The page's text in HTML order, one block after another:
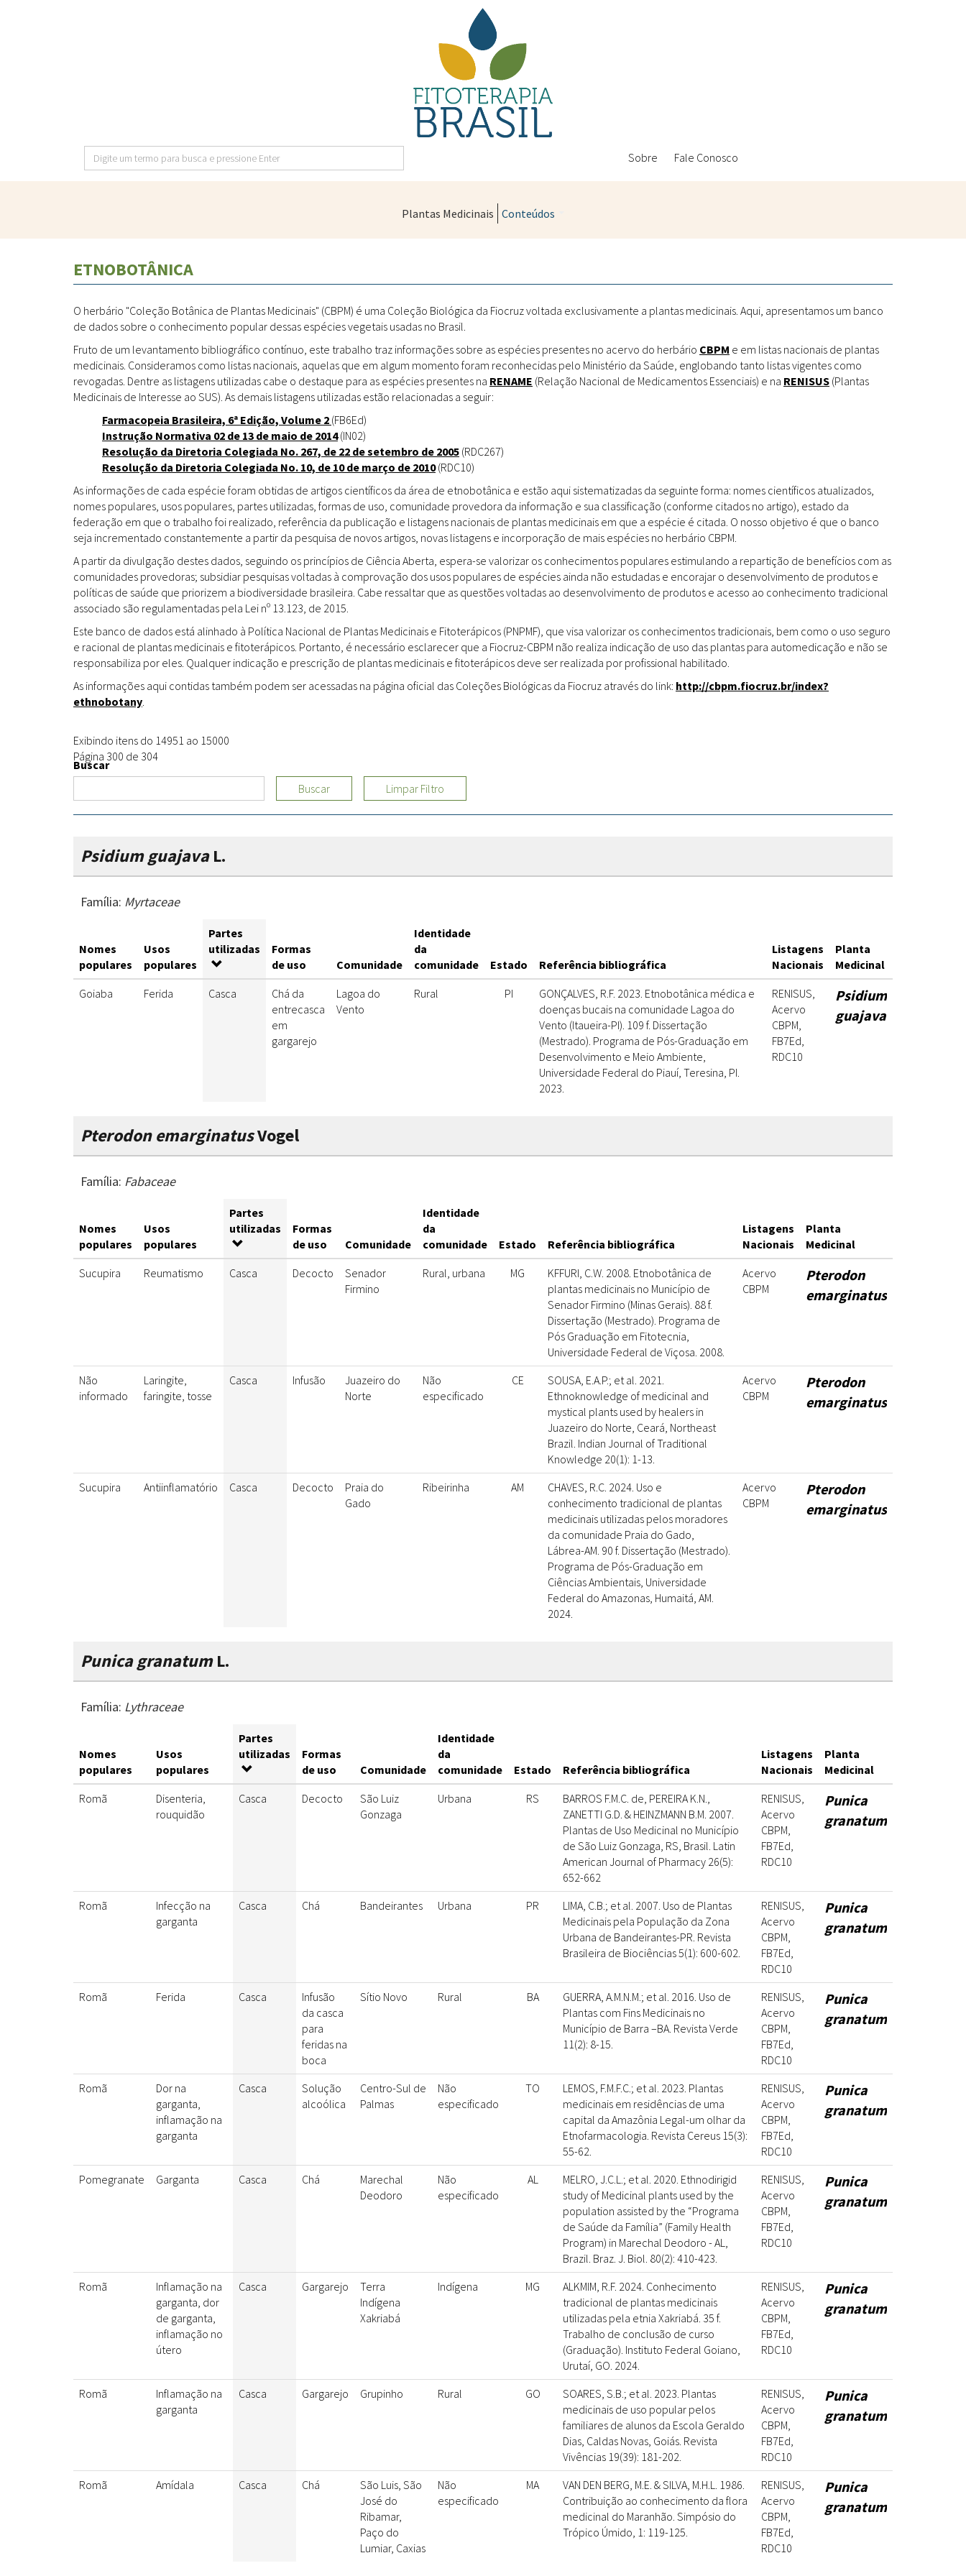
pressione
Enter
Sobre Fale Conosco
Plantas Medicinais Conteúdos
Sanitárias
Políticas
Metodologias
Farmácias Vivas
Medicinais
Conceitos
Livros
Periódicos
Produções Acadêmicas
Todos
Grupos de Pesquisa
Sementes, Mudas &
Plantas
Produto & Indústria Padrões
Fitoterápicos
Educação & Arte
Sites
ETNOBOTÂNICA
O herbário "Coleção Botânica de Plantas Medicinais" (CBPM) é uma Coleção Biológica da Fiocruz voltada exclusivamente a plantas medicinais. Aqui, apresentamos um banco
de dados sobre o conhecimento popular dessas espécies vegetais usadas no Brasil.
Fruto de um levantamento bibliográfico contínuo, este trabalho traz informações sobre as espécies presentes no acervo do herbário CBPM e em listas nacionais de plantas
medicinais. Consideramos como listas nacionais, aquelas que em algum momento foram reconhecidas pelo Ministério da Saúde, englobando tanto listas vigentes como
revogadas. Dentre as listagens utilizadas cabe o destaque para as espécies presentes na RENAME (Relação Nacional de Medicamentos Essenciais) e na RENISUS (Plantas
Medicinais de Interesse ao SUS). As demais listagens utilizadas estão relacionadas a seguir:
Farmacopeia Brasileira, 6ª Edição, Volume 2 (FB6Ed)
Instrução Normativa 02 de 13 de maio de 2014(IN02)
Resolução da Diretoria Colegiada No. 267, de 22 de setembro de 2005 (RDC267)
Resolução da Diretoria Colegiada No. 10, de 10 de março de 2010(RDC10)
As informações de cada espécie foram obtidas de artigos científicos da área de etnobotânica e estão aqui sistematizadas da seguinte forma: nomes científicos atualizados,
nomes populares, usos populares, partes utilizadas, formas de uso, comunidade provedora da informação e sua classificação (conforme citados no artigo), estado da
federação em que o trabalho foi realizado, referência da publicação e listagens nacionais de plantas medicinais em que a espécie é citada. O nosso objetivo é que o banco
seja incrementado constantemente a partir da pesquisa de novos artigos, novas listagens e incorporação de mais espécies no herbário CBPM.
A partir da divulgação destes dados, seguindo os princípios de Ciência Aberta, espera-se valorizar os conhecimentos populares estimulando a repartição de benefícios com as
comunidades provedoras; subsidiar pesquisas voltadas à comprovação dos usos populares de espécies ainda não estudadas e encorajar o desenvolvimento de produtos e
políticas de saúde que priorizem a biodiversidade brasileira. Cabe ressaltar que as questões voltadas ao desenvolvimento de produtos e acesso ao conhecimento tradicional
associado são regulamentadas pela Lei nº 13.123, de 2015.
Este banco de dados está alinhado à Política Nacional de Plantas Medicinais e Fitoterápicos (PNPMF), que visa valorizar os conhecimentos tradicionais, bem como o uso seguro
e racional de plantas medicinais e fitoterápicos. Portanto, é necessário esclarecer que a Fiocruz-CBPM não realiza indicação de uso das plantas para automedicação e não se
responsabiliza por eles. Qualquer indicação e prescrição de plantas medicinais e fitoterápicos deve ser realizada por profissional habilitado.
As informações aqui contidas também podem ser acessadas na página oficial das Coleções Biológicas da Fiocruz através do link: http://cbpm.fiocruz.br/index?
ethnobotany.
Exibindo itens do 14951 ao 15000
Página 300 de 304
Buscar
Buscar
Limpar Filtro
Psidium guajavaL.
Família: Myrtaceae
Nomes
populares
Usos
populares
Partes
utilizadas
Formas
de uso
Comunidade
Identidade
da
comunidade
Estado Referência bibliográfica
Listagens
Nacionais
Planta
Medicinal
Goiaba
Ferida Casca
Chá da
entrecasca
em
gargarejo
Lagoa do
Vento
Rural PI
GONÇALVES, R.F. 2023. Etnobotânica médica e
doenças bucais na comunidade Lagoa do
Vento (Itaueira-PI). 109 f. Dissertação
(Mestrado). Programa de Pós-Graduação em
Desenvolvimento e Meio Ambiente,
Universidade Federal do Piauí, Teresina, PI.
2023.
RENISUS,
Acervo
CBPM,
FB7Ed,
RDC10
Psidium
guajava
Pterodon emarginatusVogel
Família: Fabaceae
Nomes
populares
Usos
populares
Partes
utilizadas
Formas
de uso
Comunidade
Identidade
da
comunidade
Estado Referência bibliográfica
Listagens
Nacionais
Planta
Medicinal
Sucupira
Reumatismo Casca Decocto
Senador
Firmino
Rural, urbana MG
KFFURI, C.W. 2008. Etnobotânica de
plantas medicinais no Município de
Senador Firmino (Minas Gerais). 88 f.
Dissertação (Mestrado). Programa de
Pós Graduação em Fitotecnia,
Universidade Federal de Viçosa. 2008.
Acervo
CBPM
Pterodon
emarginatus
Não
informado
Laringite,
faringite, tosse
Casca Infusão
Juazeiro do
Norte
Não
especificado
CE
SOUSA, E.A.P.; et al. 2021.
Ethnoknowledge of medicinal and
mystical plants used by healers in
Juazeiro do Norte, Ceará, Northeast
Brazil. Indian Journal of Traditional
Knowledge 20(1): 1-13.
Acervo
CBPM
Pterodon
emarginatus
Sucupira Antiinflamatório Casca Decocto
Praia do
Gado
Ribeirinha AM
CHAVES, R.C. 2024. Uso e
conhecimento tradicional de plantas
medicinais utilizadas pelos moradores
da comunidade Praia do Gado,
Lábrea-AM. 90 f. Dissertação (Mestrado).
Programa de Pós-Graduação em
Ciências Ambientais, Universidade
Federal do Amazonas, Humaitá, AM.
2024.
Acervo
CBPM
Pterodon
emarginatus
Punica granatumL.
Família: Lythraceae
Nomes
populares
Usos
populares
Partes
utilizadas
Formas
de uso
Comunidade
Identidade
da
comunidade
Estado Referência bibliográfica
Listagens
Nacionais
Planta
Medicinal
Romã
Disenteria,
rouquidão
Casca Decocto
São Luiz
Gonzaga
Urbana RS
BARROS F.M.C. de, PEREIRA K.N.,
ZANETTI G.D. & HEINZMANN B.M. 2007.
Plantas de Uso Medicinal no Município
de São Luiz Gonzaga, RS, Brasil. Latin
American Journal of Pharmacy 26(5):
652-662
RENISUS,
Acervo
CBPM,
FB7Ed,
RDC10
Punica
granatum
Romã
Infecção na
garganta
Casca Chá Bandeirantes Urbana PR
LIMA, C.B.; et al. 2007. Uso de Plantas
Medicinais pela População da Zona
Urbana de Bandeirantes-PR. Revista
Brasileira de Biociências 5(1): 600-602.
RENISUS,
Acervo
CBPM,
FB7Ed,
RDC10
Punica
granatum
Romã Ferida Casca
Infusão
da casca
para
feridas na
boca
Sítio Novo Rural BA
GUERRA, A.M.N.M.; et al. 2016. Uso de
Plantas com Fins Medicinais no
Município de Barra –BA. Revista Verde
11(2): 8-15.
RENISUS,
Acervo
CBPM,
FB7Ed,
RDC10
Punica
granatum
Romã
Dor na
garganta,
inflamação na
garganta
Casca
Solução
alcoólica
Centro-Sul de
Palmas
Não
especificado
TO
LEMOS, F.M.F.C.; et al. 2023. Plantas
medicinais em residências de uma
capital da Amazônia Legal-um olhar da
Etnofarmacologia. Revista Cereus 15(3):
55-62.
RENISUS,
Acervo
CBPM,
FB7Ed,
RDC10
Punica
granatum
Pomegranate Garganta Casca Chá
Marechal
Deodoro
Não
especificado
AL
MELRO, J.C.L.; et al. 2020. Ethnodirigid
study of Medicinal plants used by the
population assisted by the “Programa
de Saúde da Família” (Family Health
Program) in Marechal Deodoro - AL,
Brazil. Braz. J. Biol. 80(2): 410-423.
RENISUS,
Acervo
CBPM,
FB7Ed,
RDC10
Punica
granatum
Romã
Inflamação na
garganta, dor
de garganta,
inflamação no
útero
Casca Gargarejo
Terra
Indígena
Xakriabá
Indígena MG
ALKMIM, R.F. 2024. Conhecimento
tradicional de plantas medicinais
utilizadas pela etnia Xakriabá. 35 f.
Trabalho de conclusão de curso
(Graduação). Instituto Federal Goiano,
Urutaí, GO. 2024.
RENISUS,
Acervo
CBPM,
FB7Ed,
RDC10
Punica
granatum
Romã
Inflamação na
garganta
Casca Gargarejo Grupinho Rural GO
SOARES, S.B.; et al. 2023. Plantas
medicinais de uso popular pelos
familiares de alunos da Escola Geraldo
Dias, Caldas Novas, Goiás. Revista
Vivências 19(39): 181-202.
RENISUS,
Acervo
CBPM,
FB7Ed,
RDC10
Punica
granatum
Romã Amídala Casca Chá
São Luis, São
José do
Ribamar,
Paço do
Lumiar, Caxias
Não
especificado
MA
VAN DEN BERG, M.E. & SILVA, M.H.L. 1986.
Contribuição ao conhecimento da flora
medicinal do Maranhão. Simpósio do
Trópico Úmido, 1: 119-125.
RENISUS,
Acervo
CBPM,
FB7Ed,
RDC10
Punica
granatum